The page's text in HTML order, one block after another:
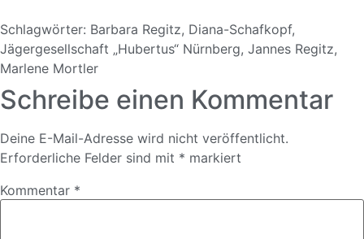
Schlagwörter: Barbara Regitz, Diana-Schafkopf,
Jägergesellschaft „Hubertus“ Nürnberg, Jannes Regitz,
Marlene Mortler
Schreibe einen Kommentar
Deine E-Mail-Adresse wird nicht veröffentlicht.
Erforderliche Felder sind mit * markiert
Kommentar *